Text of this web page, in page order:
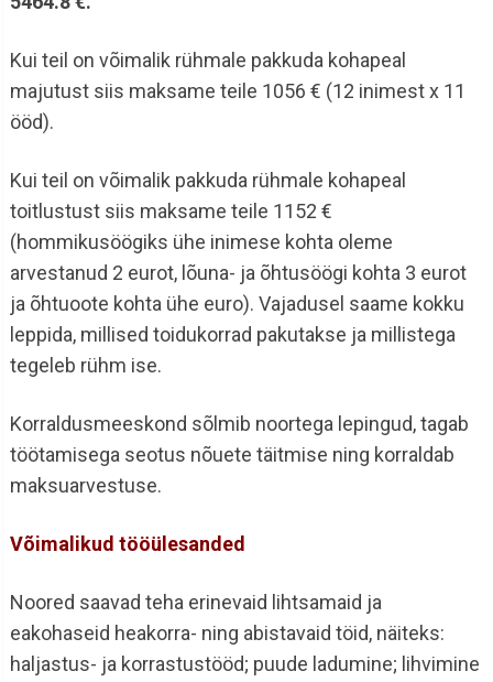
Kui teil on võimalik rühmale pakkuda kohapeal
majutust siis maksame teile 1056 € (12 inimest x 11
ööd).
Kui teil on võimalik pakkuda rühmale kohapeal
toitlustust siis maksame teile 1152 €
(hommikusöögiks ühe inimese kohta oleme
arvestanud 2 eurot, lõuna- ja õhtusöögi kohta 3 eurot
ja õhtuoote kohta ühe euro). Vajadusel saame kokku
leppida, millised toidukorrad pakutakse ja millistega
tegeleb rühm ise.
Korraldusmeeskond sõlmib noortega lepingud, tagab
töötamisega seotus nõuete täitmise ning korraldab
maksuarvestuse.
Võimalikud tööülesanded
Noored saavad teha erinevaid lihtsamaid ja
eakohaseid heakorra- ning abistavaid töid, näiteks:
haljastus- ja korrastustööd; puude ladumine; lihvimine